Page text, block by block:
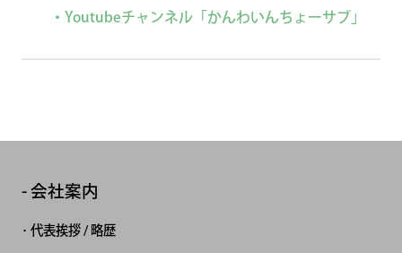
・Youtubeチャンネル「かんわいんちょーサブ」
会社案内
代表挨拶 / 略歴